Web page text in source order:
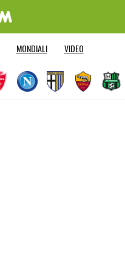
MONDIALI VIDEO